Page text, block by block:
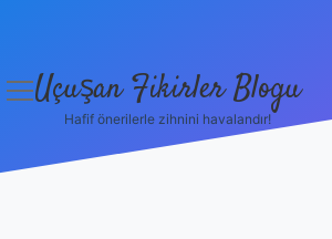
menüyü
Uçuşan Fikirler Blogu
Hafif önerilerle zihnini havalandır!